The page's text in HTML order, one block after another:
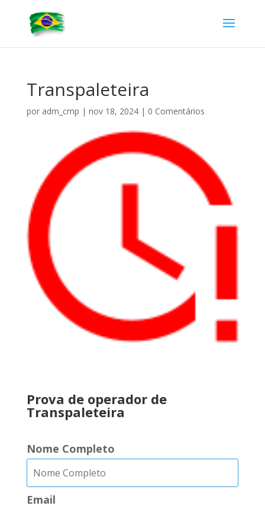
Transpaleteira
por adm_cmp | nov 18, 2024| 0 Comentários
Prova de operador de
Transpaleteira
Nome Completo
Email